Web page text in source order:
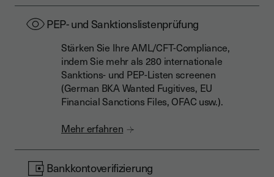
PEP- und Sanktionslistenprüfung
Stärken Sie Ihre AML/CFT-Compliance,
indem Sie mehr als 280 internationale
Sanktions- und PEP-Listen screenen
(German BKA Wanted Fugitives, EU
Financial Sanctions Files, OFAC usw.).
Mehr erfahren
Bankkontoverifizierung